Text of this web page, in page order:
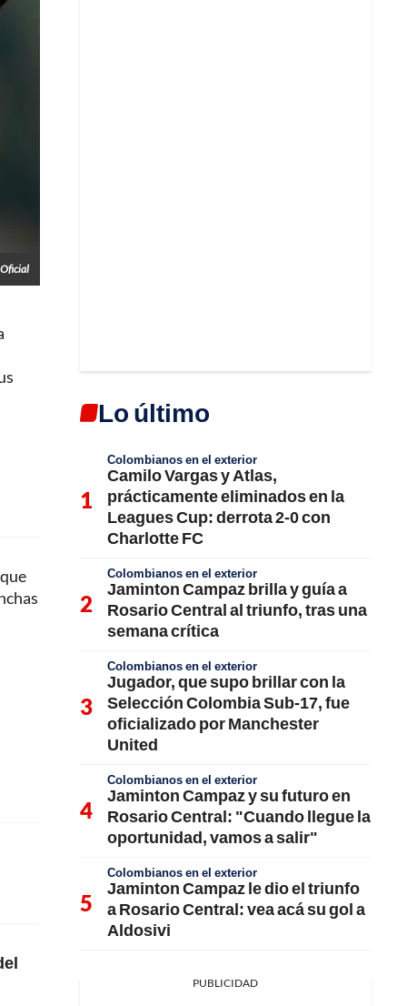
Lo último
Colombianos en el exterior
Camilo Vargas y Atlas,
prácticamente eliminados en la
Leagues Cup: derrota 2-0 con
Charlotte FC
Colombianos en el exterior
Jaminton Campaz brilla y guía a
Rosario Central al triunfo, tras una
semana crítica
Colombianos en el exterior
Jugador, que supo brillar con la
Selección Colombia Sub-17, fue
oficializado por Manchester
United
Colombianos en el exterior
Jaminton Campaz y su futuro en
Rosario Central: "Cuando llegue la
oportunidad, vamos a salir"
Colombianos en el exterior
Jaminton Campaz le dio el triunfo
a Rosario Central: vea acá su gol a
Aldosivi
PUBLICIDAD